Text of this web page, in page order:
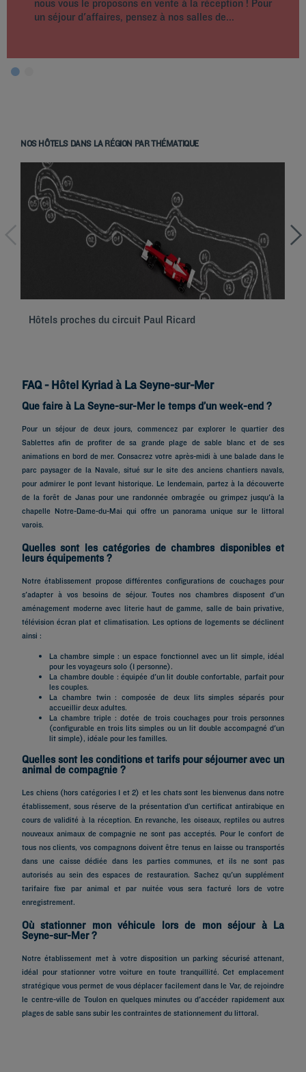
nous vous le proposons en vente à la réception ! Pour
un séjour d'affaires, pensez à nos salles de...
NOS HÔTELS DANS LA RÉGION PAR THÉMATIQUE
Hôtels proches du circuit Paul Ricard
FAQ - Hôtel Kyriad à La Seyne-sur-Mer
Que faire à La Seyne-sur-Mer le temps d’un week-end ?
Pour un séjour de deux jours, commencez par explorer le quartier des
Sablettes afin de profiter de sa grande plage de sable blanc et de ses
animations en bord de mer. Consacrez votre après-midi à une balade dans le
parc paysager de la Navale, situé sur le site des anciens chantiers navals,
pour admirer le pont levant historique. Le lendemain, partez à la découverte
de la forêt de Janas pour une randonnée ombragée ou grimpez jusqu'à la
chapelle Notre-Dame-du-Mai qui offre un panorama unique sur le littoral
varois.
Quelles sont les catégories de chambres disponibles et
leurs équipements ?
Notre établissement propose différentes configurations de couchages pour
s'adapter à vos besoins de séjour. Toutes nos chambres disposent d'un
aménagement moderne avec literie haut de gamme, salle de bain privative,
télévision écran plat et climatisation. Les options de logements se déclinent
ainsi :
La chambre simple : un espace fonctionnel avec un lit simple, idéal
pour les voyageurs solo (1 personne).
La chambre double : équipée d'un lit double confortable, parfait pour
les couples.
La chambre twin : composée de deux lits simples séparés pour
accueillir deux adultes.
La chambre triple : dotée de trois couchages pour trois personnes
(configurable en trois lits simples ou un lit double accompagné d'un
lit simple), idéale pour les familles.
Quelles sont les conditions et tarifs pour séjourner avec un
animal de compagnie ?
Les chiens (hors catégories 1 et 2) et les chats sont les bienvenus dans notre
établissement, sous réserve de la présentation d’un certificat antirabique en
cours de validité à la réception. En revanche, les oiseaux, reptiles ou autres
nouveaux animaux de compagnie ne sont pas acceptés. Pour le confort de
tous nos clients, vos compagnons doivent être tenus en laisse ou transportés
dans une caisse dédiée dans les parties communes, et ils ne sont pas
autorisés au sein des espaces de restauration. Sachez qu'un supplément
tarifaire fixe par animal et par nuitée vous sera facturé lors de votre
enregistrement.
Où stationner mon véhicule lors de mon séjour à La
Seyne-sur-Mer ?
Notre établissement met à votre disposition un parking sécurisé attenant,
idéal pour stationner votre voiture en toute tranquillité. Cet emplacement
stratégique vous permet de vous déplacer facilement dans le Var, de rejoindre
le centre-ville de Toulon en quelques minutes ou d'accéder rapidement aux
plages de sable sans subir les contraintes de stationnement du littoral.
Hôtels à Paris
Hôtels à Marseille
Hôtels à Strasbourg
Hôtels à Bordeaux